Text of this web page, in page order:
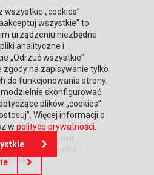
nam
Regulaminy
„cookies”
wszystkie” to
urządzeniu niezbędne
analityczne i
„Odrzuć wszystkie"
na zapisywanie tylko
do funkcjonowania strony.
skonfigurować
plików „cookies”
Więcej informacji o
wpolityce prywatności